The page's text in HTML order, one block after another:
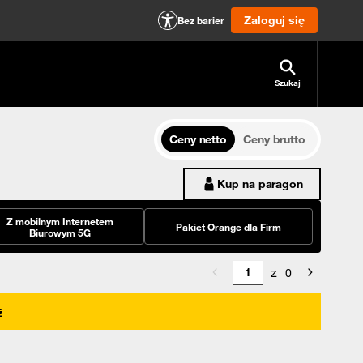
Bez barier Zaloguj się
Szukaj
Ceny netto
Ceny brutto
Kup na paragon
Z mobilnym Internetem
Biurowym 5G
Pakiet Orange dla Firm
z 0